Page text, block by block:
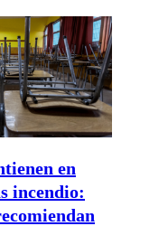
en
incendio: